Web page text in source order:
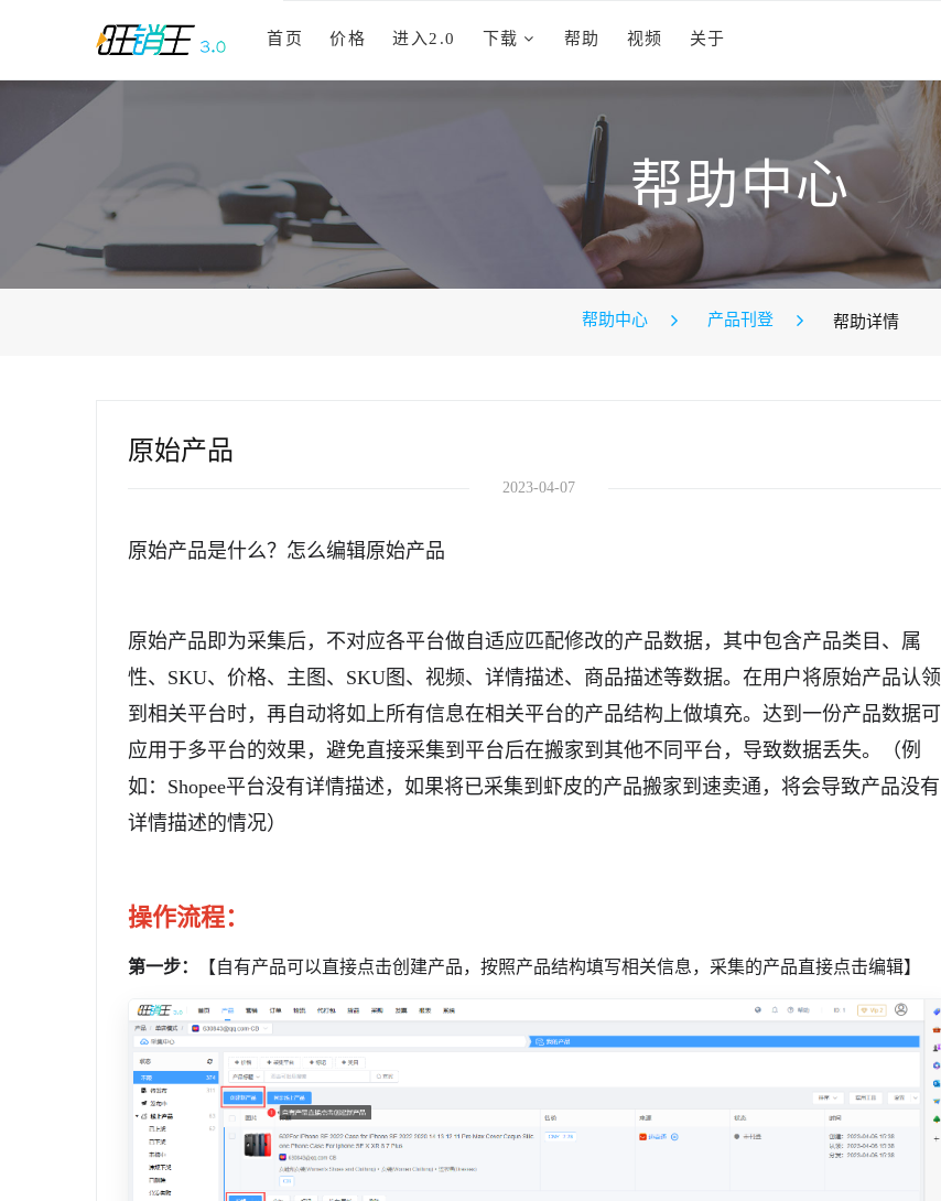
首页 价格 进入2.0 下载 帮助 视频 关于
帮助中心
帮助中心 产品刊登 帮助详情
原始产品
2023-04-07
原始产品是什么？怎么编辑原始产品
原始产品即为采集后，不对应各平台做自适应匹配修改的产品数据，其中包含产品类目、属
性、SKU、价格、主图、SKU图、视频、详情描述、商品描述等数据。在用户将原始产品认领
到相关平台时，再自动将如上所有信息在相关平台的产品结构上做填充。达到一份产品数据可
应用于多平台的效果，避免直接采集到平台后在搬家到其他不同平台，导致数据丢失。（例
如：Shopee平台没有详情描述，如果将已采集到虾皮的产品搬家到速卖通，将会导致产品没有
详情描述的情况）
操作流程：
第一步： 【自有产品可以直接点击创建产品，按照产品结构填写相关信息，采集的产品直接点击编辑】